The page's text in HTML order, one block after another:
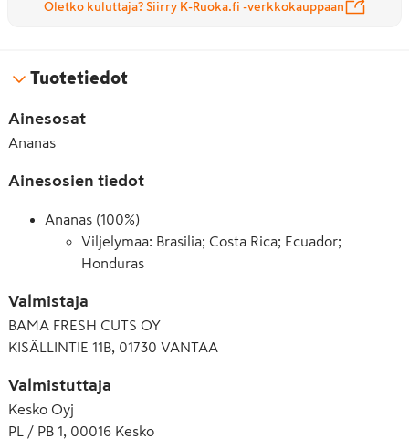
Oletko kuluttaja? Siirry K-Ruoka.fi -verkkokauppaan
Tuotetiedot
Ainesosat
Ananas
Ainesosien tiedot
Ananas (100%)
Viljelymaa: Brasilia; Costa Rica; Ecuador;
Honduras
Valmistaja
BAMA FRESH CUTS OY
KISÄLLINTIE 11B, 01730 VANTAA
Valmistuttaja
Kesko Oyj
PL / PB 1, 00016 Kesko